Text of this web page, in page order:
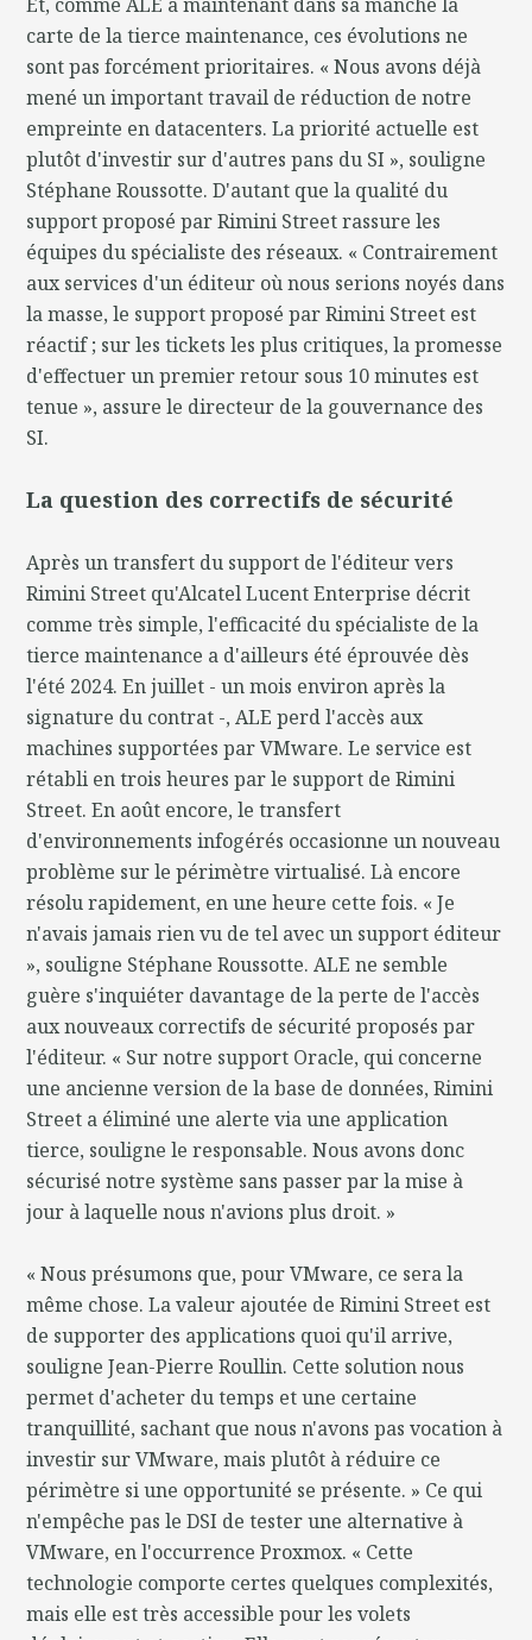
carte de la tierce maintenance, ces évolutions ne
sont pas forcément prioritaires. « Nous avons déjà
mené un important travail de réduction de notre
empreinte en datacenters. La priorité actuelle est
plutôt d'investir sur d'autres pans du SI », souligne
Stéphane Roussotte. D'autant que la qualité du
support proposé par Rimini Street rassure les
équipes du spécialiste des réseaux. « Contrairement
aux services d'un éditeur où nous serions noyés dans
la masse, le support proposé par Rimini Street est
réactif ; sur les tickets les plus critiques, la promesse
d'effectuer un premier retour sous 10 minutes est
tenue », assure le directeur de la gouvernance des
SI.
La question des correctifs de sécurité
Après un transfert du support de l'éditeur vers
Rimini Street qu'Alcatel Lucent Enterprise décrit
comme très simple, l'efficacité du spécialiste de la
tierce maintenance a d'ailleurs été éprouvée dès
l'été 2024. En juillet - un mois environ après la
signature du contrat -, ALE perd l'accès aux
machines supportées par VMware. Le service est
rétabli en trois heures par le support de Rimini
Street. En août encore, le transfert
d'environnements infogérés occasionne un nouveau
problème sur le périmètre virtualisé. Là encore
résolu rapidement, en une heure cette fois. « Je
n'avais jamais rien vu de tel avec un support éditeur
», souligne Stéphane Roussotte. ALE ne semble
guère s'inquiéter davantage de la perte de l'accès
aux nouveaux correctifs de sécurité proposés par
l'éditeur. « Sur notre support Oracle, qui concerne
une ancienne version de la base de données, Rimini
Street a éliminé une alerte via une application
tierce, souligne le responsable. Nous avons donc
sécurisé notre système sans passer par la mise à
jour à laquelle nous n'avions plus droit. »
« Nous présumons que, pour VMware, ce sera la
même chose. La valeur ajoutée de Rimini Street est
de supporter des applications quoi qu'il arrive,
souligne Jean-Pierre Roullin. Cette solution nous
permet d'acheter du temps et une certaine
tranquillité, sachant que nous n'avons pas vocation à
investir sur VMware, mais plutôt à réduire ce
périmètre si une opportunité se présente. » Ce qui
n'empêche pas le DSI de tester une alternative à
VMware, en l'occurrence Proxmox. « Cette
technologie comporte certes quelques complexités,
mais elle est très accessible pour les volets